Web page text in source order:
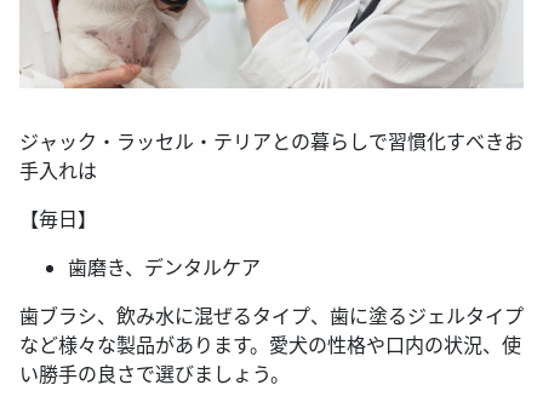
ジャック・ラッセル・テリアとの暮らしで習慣化すべきお
手入れは
【毎日】
歯磨き、デンタルケア
歯ブラシ、飲み水に混ぜるタイプ、歯に塗るジェルタイプ
など様々な製品があります。愛犬の性格や口内の状況、使
い勝手の良さで選びましょう。